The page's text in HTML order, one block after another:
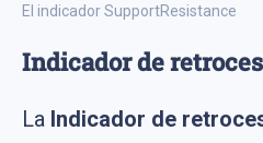
El indicador SupportResistance
Indicador de
La Indicador de